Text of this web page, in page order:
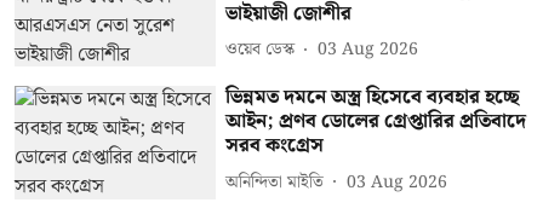
ভাইয়াজী জোশীর
ওয়েব ডেস্ক 03 Aug 2026
ভিন্নমত দমনে অস্ত্র হিসেবে ব্যবহার হচ্ছে
আইন; প্রণব ডোলের গ্রেপ্তারির প্রতিবাদে
সরব কংগ্রেস
অনিন্দিতা মাইতি 03 Aug 2026